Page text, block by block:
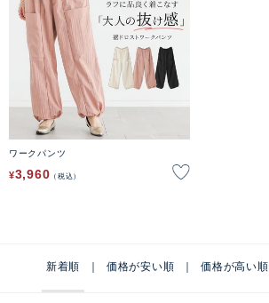
ワークパンツ
¥3,960 税込
新着順 価格が安い順 価格が高い順